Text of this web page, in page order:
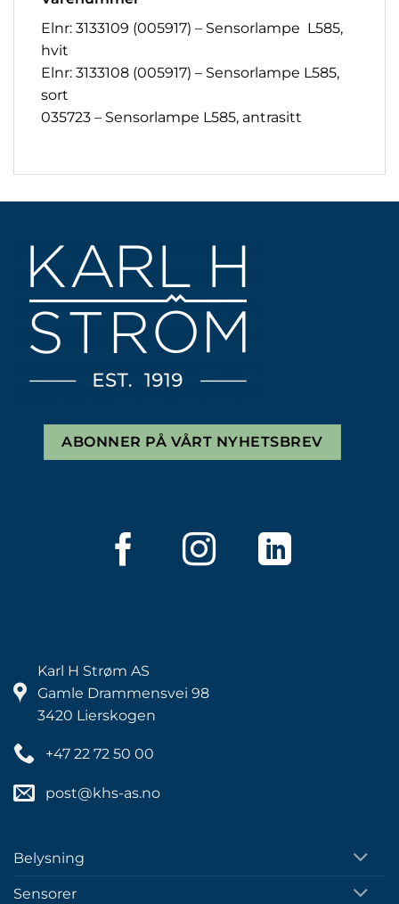
Elnr: 3133109 (005917) – Sensorlampe L585,
hvit
Elnr: 3133108 (005917) – Sensorlampe L585,
sort
035723 – Sensorlampe L585, antrasitt
ABONNER PÅ VÅRT NYHETSBREV
Karl H Strøm AS
Gamle Drammensvei 98
3420 Lierskogen
+47 22 72 50 00
post@khs-as.no
Belysning
Sensorer